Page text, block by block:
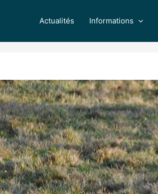
Actualités Informations